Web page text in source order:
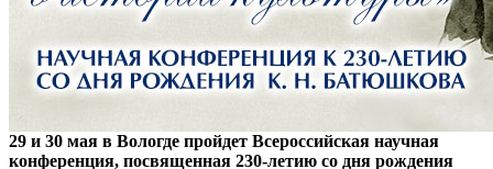
29 и 30 мая в Вологде пройдет Всероссийская научная
конференция, посвященная 230-летию со дня рождения